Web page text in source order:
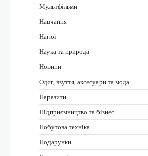
Мультфільми
Навчання
Напої
Наука та природа
Новини
Одяг, взуття, аксесуари та мода
Паразити
Підприємництво та бізнес
Побутова техніка
Подарунки